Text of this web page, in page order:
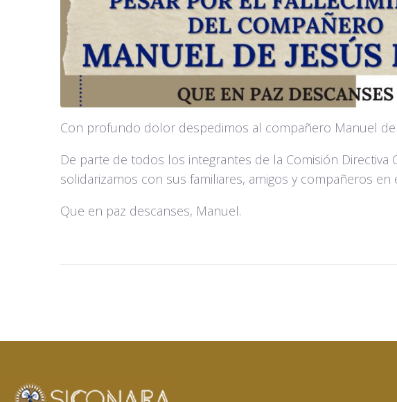
Con profundo dolor despedimos al compañero Manuel de
De parte de todos los integrantes de la Comisión Directiva
solidarizamos con sus familiares, amigos y compañeros
Que en paz descanses, Manuel.